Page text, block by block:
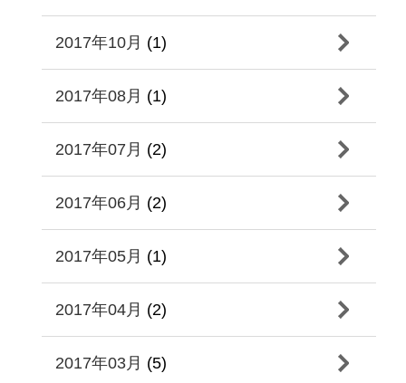
2017年10月 (1)
2017年08月 (1)
2017年07月 (2)
2017年06月 (2)
2017年05月 (1)
2017年04月 (2)
2017年03月 (5)